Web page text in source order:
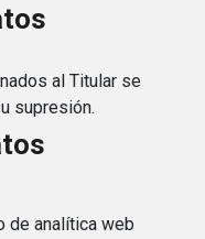
al Titular se
supresión.
de analítica web